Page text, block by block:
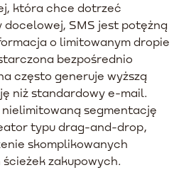
która chce dotrzeć
docelowej, SMS jest potężną
o limitowanym dropie
bezpośrednio
często generuje wyższą
niż standardowy e-mail.
segmentację
typu drag-and-drop,
skomplikowanych
zakupowych.